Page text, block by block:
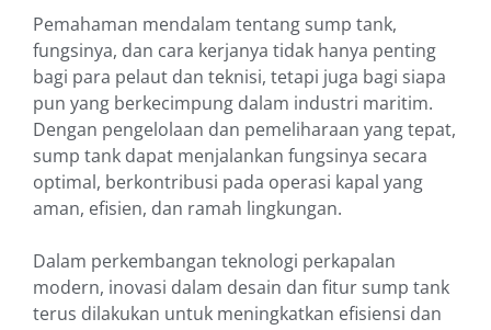
Pemahaman mendalam tentang sump tank,
fungsinya, dan cara kerjanya tidak hanya penting
bagi para pelaut dan teknisi, tetapi juga bagi siapa
pun yang berkecimpung dalam industri maritim.
Dengan pengelolaan dan pemeliharaan yang tepat,
sump tank dapat menjalankan fungsinya secara
optimal, berkontribusi pada operasi kapal yang
aman, efisien, dan ramah lingkungan.
Dalam perkembangan teknologi perkapalan
modern, inovasi dalam desain dan fitur sump tank
terus dilakukan untuk meningkatkan efisiensi dan